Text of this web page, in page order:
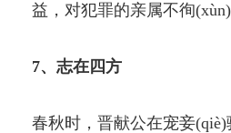
益，对犯罪的亲属不徇(xùn)
7、志在四方
春秋时，晋献公在宠妾